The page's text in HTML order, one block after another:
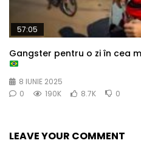
57:05
Gangster pentru o zi în cea
8 IUNIE 2025
0
190K 8.7K 0
LEAVE YOUR COMMENT